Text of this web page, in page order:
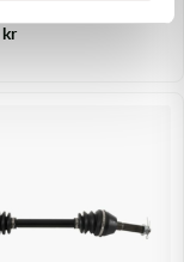
kr